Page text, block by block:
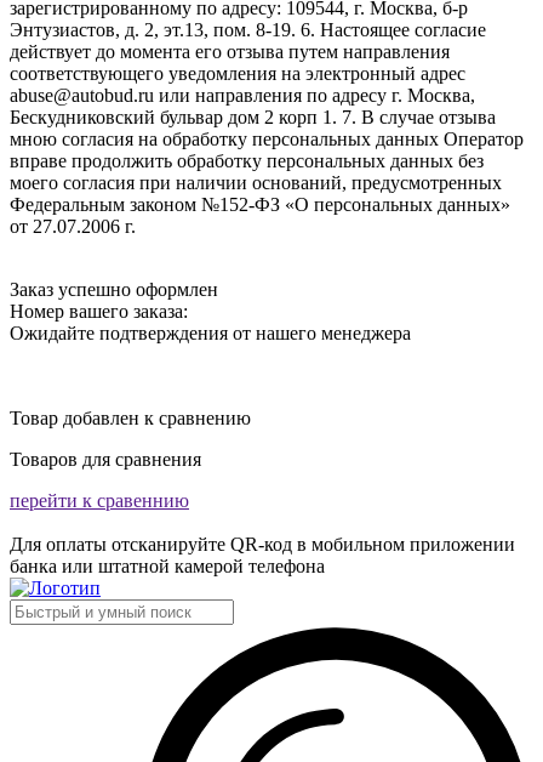
зарегистрированному по адресу: 109544, г. Москва, б-р
Энтузиастов, д. 2, эт.13, пом. 8-19. 6. Настоящее согласие
действует до момента его отзыва путем направления
соответствующего уведомления на электронный адрес
abuse@autobud.ru или направления по адресу г. Москва,
Бескудниковский бульвар дом 2 корп 1. 7. В случае отзыва
мною согласия на обработку персональных данных Оператор
вправе продолжить обработку персональных данных без
моего согласия при наличии оснований, предусмотренных
Федеральным законом №152-ФЗ «О персональных данных»
от 27.07.2006 г.
Заказ успешно оформлен
Номер вашего заказа:
Ожидайте подтверждения от нашего менеджера
Товар добавлен к сравнению
Товаров для сравнения
перейти к сравеннию
Для оплаты отсканируйте QR-код в мобильном приложении
банка или штатной камерой телефона